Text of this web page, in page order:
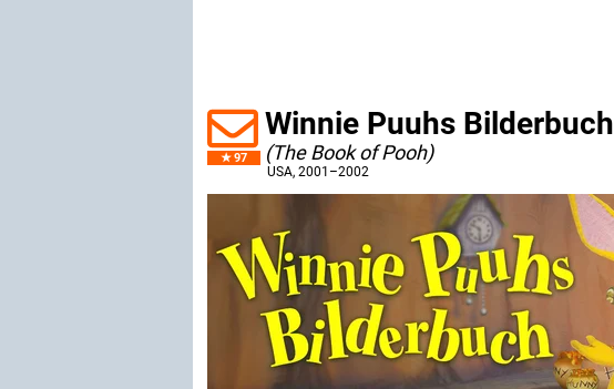
97
Winnie Puuhs Bilderbuch
(The Book of Pooh)
USA, 2001–2002